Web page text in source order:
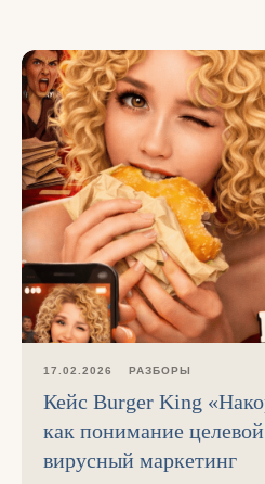
17.02.2026 РАЗБОРЫ
Кейс Burger King
как понимание
вирусный маркетинг